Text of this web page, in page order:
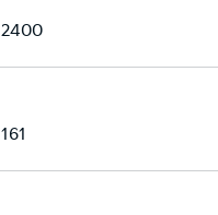
2400
161